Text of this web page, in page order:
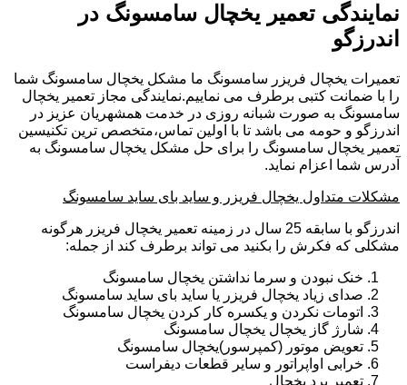
نمایندگی تعمیر یخچال سامسونگ در
اندرزگو
تعمیرات یخچال فریزر سامسونگ ما مشکل یخچال سامسونگ شما
را با ضمانت کتبی برطرف می نماییم.نمایندگی مجاز تعمیر یخچال
سامسونگ به صورت شبانه روزی در خدمت همشهریان عزیز در
اندرزگو و حومه می باشد تا با اولین تماس،متخصص ترین تکنیسین
تعمیر یخچال سامسونگ را برای حل مشکل یخچال سامسونگ به
آدرس شما اعزام نماید.
مشکلات متداول یخچال فریزر و ساید بای ساید سامسونگ
اندرزگو با سابقه 25 سال در زمینه تعمیر یخچال فریزر هرگونه
مشکلی که فکرش را بکنید می تواند برطرف کند از جمله:
خنک نبودن و سرما نداشتن یخچال سامسونگ
صدای زیاد یخچال فریزر یا ساید بای ساید سامسونگ
اتومات نکردن و یکسره کار کردن یخچال سامسونگ
شارژ گاز یخچال یخچال سامسونگ
تعویض موتور (کمپرسور)یخچال سامسونگ
خرابی اواپراتور و سایر قطعات دیفراست
تعمیر برد یخچال